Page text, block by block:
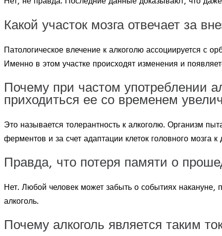
Какой участок мозга отвечает за
Патологическое влечение к алкоголю ассоциируется с
Именно в этом участке происходят изменения и
Почему при частом употреблении
приходиться ее со временем
Это называется толерантность к алкоголю. Организм
ферментов и за счет адаптации клеток головного
Правда, что потеря памяти о
Нет. Любой человек может забыть о событиях накануне,
алкоголь.
Почему алкоголь является таким